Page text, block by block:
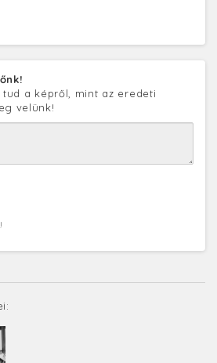
a képről, mint az eredeti
velünk!